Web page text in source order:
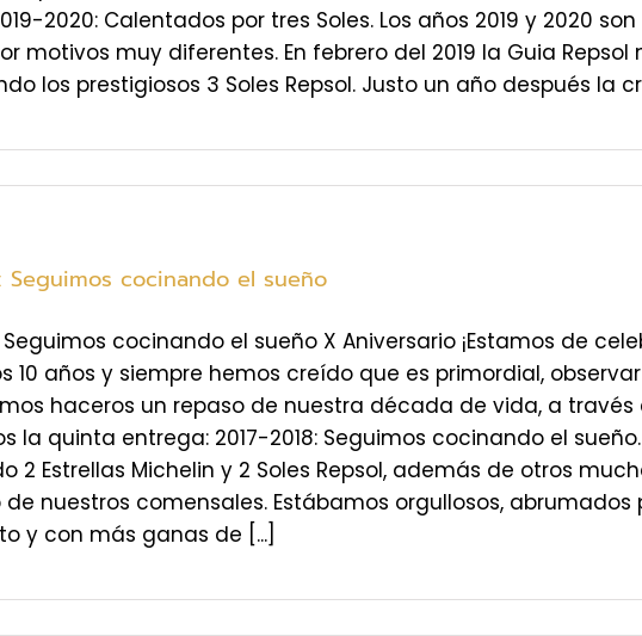
2020: Calentados por tres Soles. Los años 2019 y 2020
motivos muy diferentes. En febrero del 2019 la Guia
los prestigiosos 3 Soles Repsol. Justo un año después la
Seguimos cocinando el sueño
Seguimos cocinando el sueño X Aniversario ¡Estamos de
10 años y siempre hemos creído que es primordial,
haceros un repaso de nuestra década de vida, a través
la quinta entrega: 2017-2018: Seguimos cocinando el
2 Estrellas Michelin y 2 Soles Repsol, además de otros
de nuestros comensales. Estábamos orgullosos,
y con más ganas de [...]